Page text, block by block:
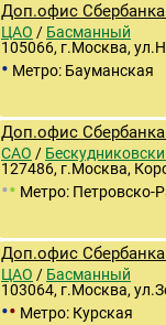
Доп.офис
ЦАО / Басманный
105066, г.Москва,
• Метро: Бауманская
Доп.офис
САО /
127486, г.Москва,
•• Метро: Петровско-
Доп.офис
ЦАО / Басманный
103064, г.Москва,
•• Метро: Курская